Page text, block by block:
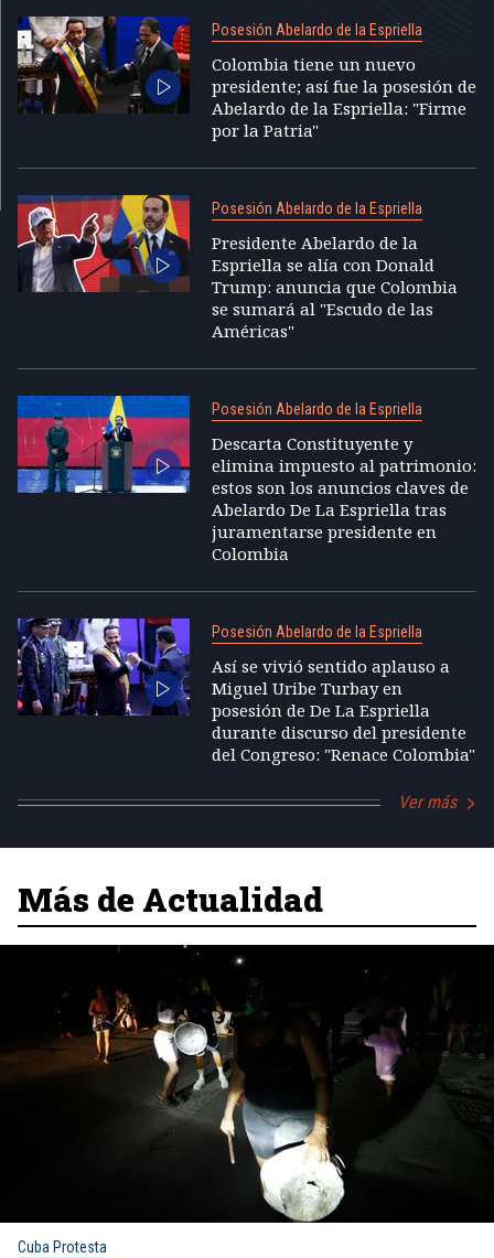
Posesión Abelardo de la Espriella
Colombia tiene un nuevo
presidente; así fue la posesión de
Abelardo de la Espriella: "Firme
por la Patria"
Posesión Abelardo de la Espriella
Presidente Abelardo de la
Espriella se alía con Donald
Trump: anuncia que Colombia
se sumará al "Escudo de las
Américas"
Posesión Abelardo de la Espriella
Descarta Constituyente y
elimina impuesto al patrimonio:
estos son los anuncios claves de
Abelardo De La Espriella tras
juramentarse presidente en
Colombia
Posesión Abelardo de la Espriella
Así se vivió sentido aplauso a
Miguel Uribe Turbay en
posesión de De La Espriella
durante discurso del presidente
del Congreso: "Renace Colombia"
Ver más
Más de Actualidad
Cuba Protesta